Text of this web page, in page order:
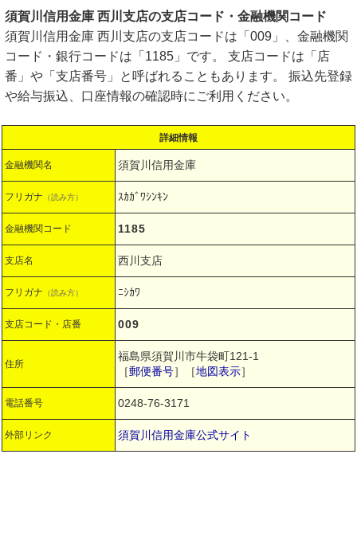
須賀川信用金庫 西川支店の支店コード・金融機関コード
須賀川信用金庫 西川支店の支店コードは「009」、金融機関
コード・銀行コードは「1185」です。 支店コードは「店
番」や「支店番号」と呼ばれることもあります。 振込先登録
や給与振込、口座情報の確認時にご利用ください。
詳細情報
金融機関名 須賀川信用金庫
フリガナ （読み方） ｽｶｶﾞﾜｼﾝｷﾝ
金融機関コード 1185
支店名 西川支店
フリガナ （読み方） ﾆｼｶﾜ
支店コード・店番 009
住所
福島県須賀川市牛袋町121-1
［郵便番号］［地図表示］
電話番号 0248-76-3171
外部リンク 須賀川信用金庫公式サイト